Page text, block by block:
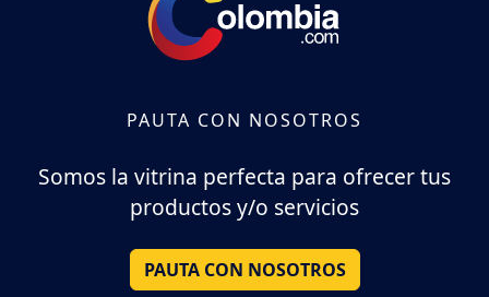
PAUTA CON NOSOTROS
Somos la vitrina perfecta para ofrecer tus
productos y/o servicios
PAUTA CON NOSOTROS